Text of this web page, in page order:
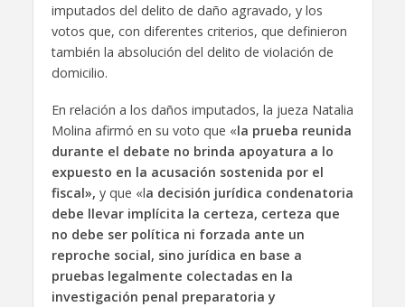
imputados del delito de daño agravado, y los
votos que, con diferentes criterios, que definieron
también la absolución del delito de violación de
domicilio.
En relación a los daños imputados, la jueza Natalia
Molina afirmó en su voto que «la prueba reunida
durante el debate no brinda apoyatura a lo
expuesto en la acusación sostenida por el
fiscal», y que «la decisión jurídica condenatoria
debe llevar implícita la certeza, certeza que
no debe ser política ni forzada ante un
reproche social, sino jurídica en base a
pruebas legalmente colectadas en la
investigación penal preparatoria y